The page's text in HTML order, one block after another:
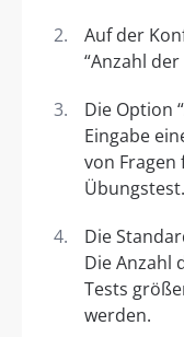
Auf der
“Anzahl
Die Option
Eingabe
von Fragen
Übungstest.
Die
Die Anzahl
Tests
werden.